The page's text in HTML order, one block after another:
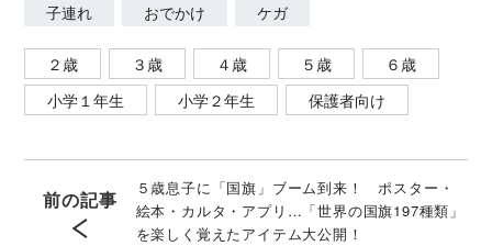
子連れ
おでかけ ケガ
２歳 ３歳 ４歳 ５歳
６歳
小学１年生
小学２年生 保護者向け
前の記事
５歳息子に「国旗」ブーム到来！ ポスター・
絵本・カルタ・アプリ…「世界の国旗197種類」
を楽しく覚えたアイテム大公開！